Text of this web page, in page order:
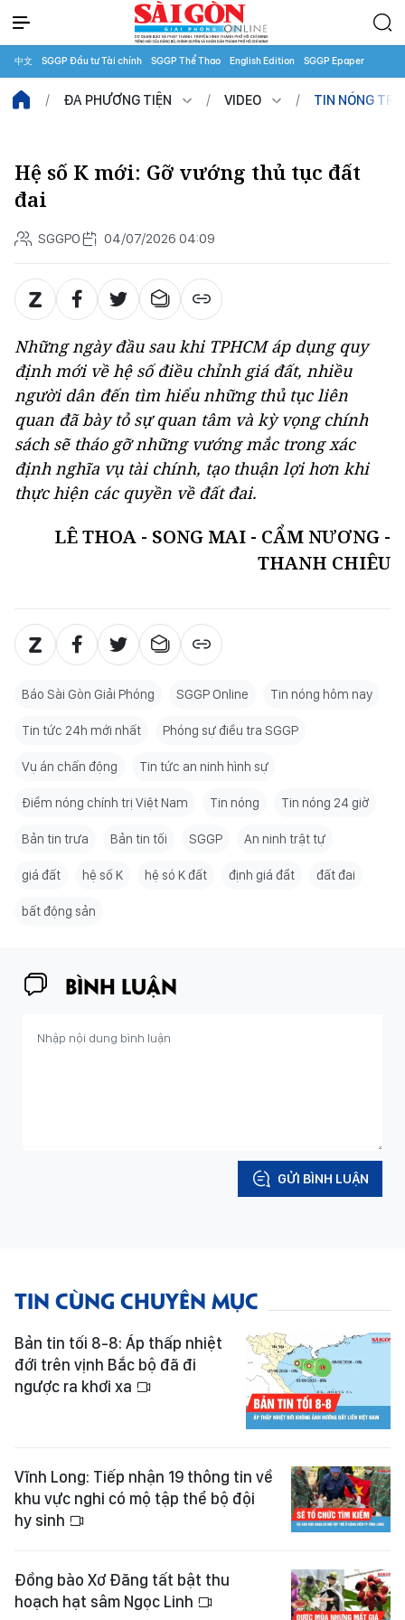
中文 SGGP Đầu tư Tài chính SGGP Thể Thao English Edition SGGP Epaper
ĐA PHƯƠNG TIỆN VIDEO TIN NÓNG
Hệ số K mới: Gỡ vướng thủ tục đất
đai
SGGPO 04/07/2026 04:09
Những ngày đầu sau khi TPHCM áp dụng quy
định mới về hệ số điều chỉnh giá đất, nhiều
người dân đến tìm hiểu những thủ tục liên
quan đã bày tỏ sự quan tâm và kỳ vọng chính
sách sẽ tháo gỡ những vướng mắc trong xác
định nghĩa vụ tài chính, tạo thuận lợi hơn khi
thực hiện các quyền về đất đai.
LÊ THOA - SONG MAI - CẨM NƯƠNG -
THANH CHIÊU
Báo Sài Gòn Giải Phóng SGGP Online Tin nóng hôm nay
Tin tức 24h mới nhất Phóng sự điều tra SGGP
Vụ án chấn động Tin tức an ninh hình sự
Điểm nóng chính trị Việt Nam Tin nóng Tin nóng 24 giờ
Bản tin trưa Bản tin tối SGGP An ninh trật tự
giá đất hệ số K hệ só K đất định giá đẩt đất đai
bất động sản
BÌNH LUẬN
GỬI BÌNH LUẬN
TIN CÙNG CHUYÊN MỤC
Bản tin tối 8-8: Áp thấp nhiệt
đới trên vịnh Bắc bộ đã đi
ngược ra khơi xa
Vĩnh Long: Tiếp nhận 19 thông tin về
khu vực nghi có mộ tập thể bộ đội
hy sinh
Đồng bào Xơ Đăng tất bật thu
hoạch hạt sâm Ngọc Linh